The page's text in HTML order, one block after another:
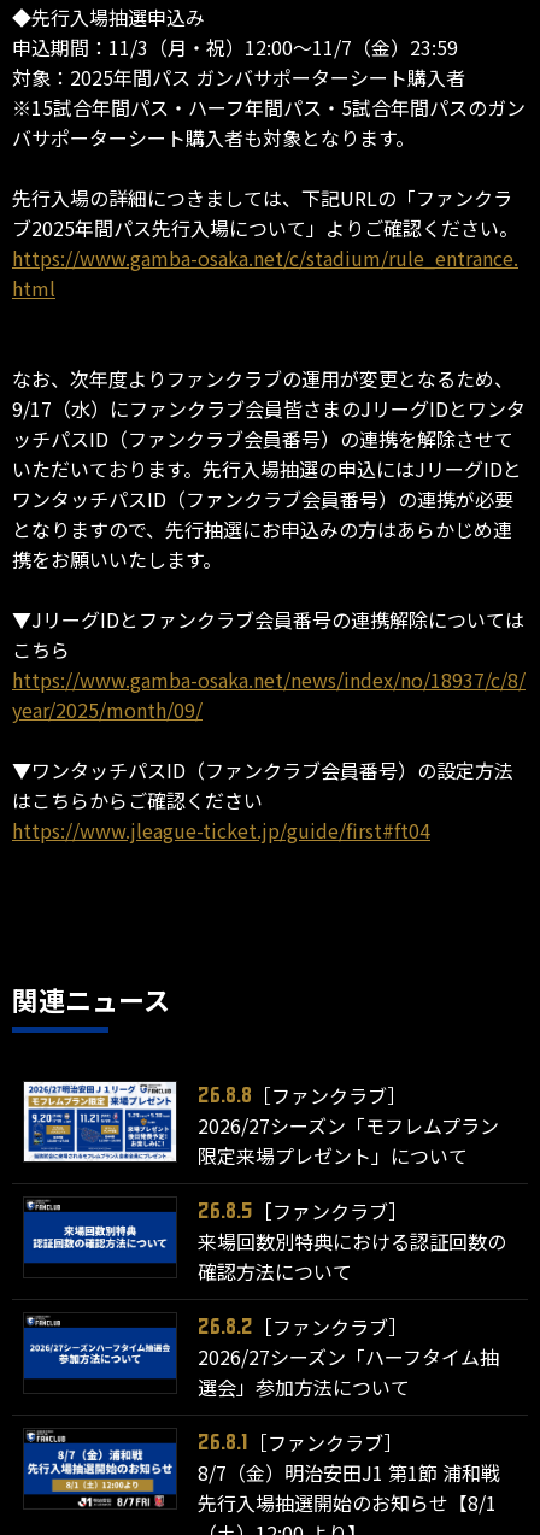
◆先行入場抽選申込み
申込期間：11/3（月・祝）12:00～11/7（金）23:59
対象：2025年間パス ガンバサポーターシート購入者
※15試合年間パス・ハーフ年間パス・5試合年間パスのガン
バサポーターシート購入者も対象となります。
先行入場の詳細につきましては、下記URLの「ファンクラ
ブ2025年間パス先行入場について」よりご確認ください。
https://www.gamba-osaka.net/c/stadium/rule_entrance.
html
なお、次年度よりファンクラブの運用が変更となるため、
9/17（水）にファンクラブ会員皆さまのJリーグIDとワンタ
ッチパスID（ファンクラブ会員番号）の連携を解除させて
いただいております。先行入場抽選の申込にはJリーグIDと
ワンタッチパスID（ファンクラブ会員番号）の連携が必要
となりますので、先行抽選にお申込みの方はあらかじめ連
携をお願いいたします。
▼JリーグIDとファンクラブ会員番号の連携解除については
こちら
https://www.gamba-osaka.net/news/index/no/18937/c/8/
year/2025/month/09/
▼ワンタッチパスID（ファンクラブ会員番号）の設定方法
はこちらからご確認ください
https://www.jleague-ticket.jp/guide/first#ft04
関連ニュース
26.8.8
［ファンクラブ］
2026/27シーズン「モフレムプラン
限定来場プレゼント」について
26.8.5
［ファンクラブ］
来場回数別特典における認証回数の
確認方法について
26.8.2
［ファンクラブ］
2026/27シーズン「ハーフタイム抽
選会」参加方法について
26.8.1
［ファンクラブ］
8/7（金）明治安田J1 第1節 浦和戦
先行入場抽選開始のお知らせ【8/1